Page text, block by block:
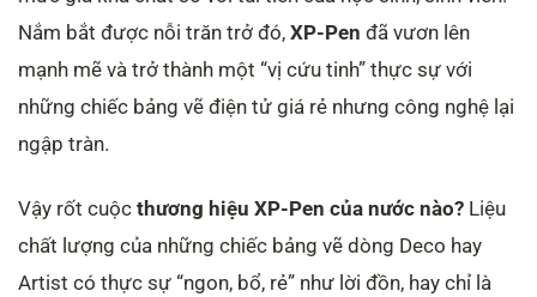
Nắm bắt được nỗi trăn trở đó, XP-Pen đã vươn lên
mạnh mẽ và trở thành một “vị cứu tinh” thực sự với
những chiếc bảng vẽ điện tử giá rẻ nhưng công nghệ lại
ngập tràn.
Vậy rốt cuộc thương hiệu XP-Pen của nước nào? Liệu
chất lượng của những chiếc bảng vẽ dòng Deco hay
Artist có thực sự “ngon, bổ, rẻ” như lời đồn, hay chỉ là